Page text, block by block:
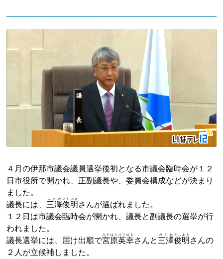
４月の伊那市議会議員選挙後初となる市議会臨時会が１２
日市役所で開かれ、正副議長や、委員会構成などが決まり
ました。
議長には、 三澤
みさわ
俊
とし
明
あき
さんが選ばれました。
１２日は市議会臨時会が開かれ、議長と副議長の選挙が行
われました。
議長選挙には、届け出順で宮原
みやはら
英
ひで
幸
ゆき
さんと 三澤
みさわ
俊
とし
明
あき
さんの
２人が立候補しました。